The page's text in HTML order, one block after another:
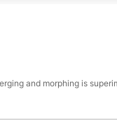
and morphing is